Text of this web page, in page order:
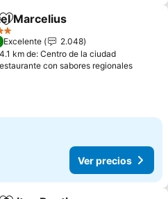
Agregar a favoritos
Marcelius
Excelente
2.048
km de: Centro de la ciudad
con sabores regionales
Ver precios